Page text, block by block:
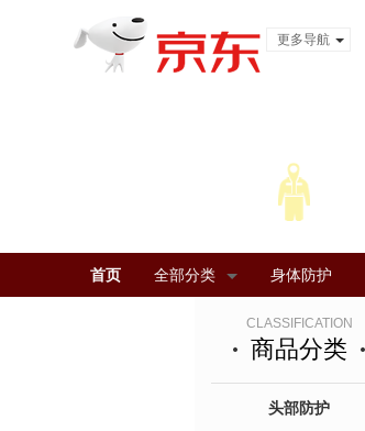
更多导航
首页 全部分类 身体防护
CLASSIFICATION
商品分类
头部防护